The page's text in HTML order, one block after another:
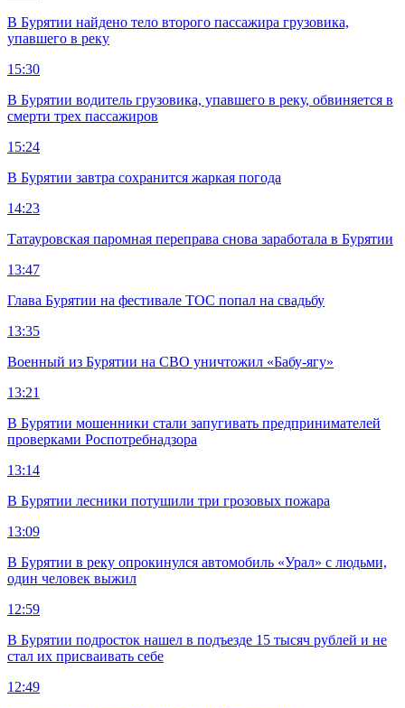
В Бурятии найдено тело второго пассажира грузовика,
упавшего в реку
15:30
В Бурятии водитель грузовика, упавшего в реку, обвиняется в
смерти трех пассажиров
15:24
В Бурятии завтра сохранится жаркая погода
14:23
Татауровская паромная переправа снова заработала в Бурятии
13:47
Глава Бурятии на фестивале ТОС попал на свадьбу
13:35
Военный из Бурятии на СВО уничтожил «Бабу-ягу»
13:21
В Бурятии мошенники стали запугивать предпринимателей
проверками Роспотребнадзора
13:14
В Бурятии лесники потушили три грозовых пожара
13:09
В Бурятии в реку опрокинулся автомобиль «Урал» с людьми,
один человек выжил
12:59
В Бурятии подросток нашел в подъезде 15 тысяч рублей и не
стал их присваивать себе
12:49